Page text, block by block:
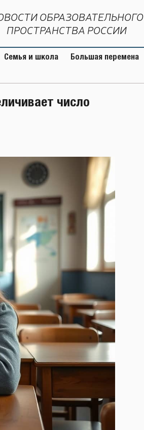
ОБРАЗОВАТЕЛЬНОГО
ПРОСТРАНСТВА РОССИИ
Семья и школа Большая перемена
число